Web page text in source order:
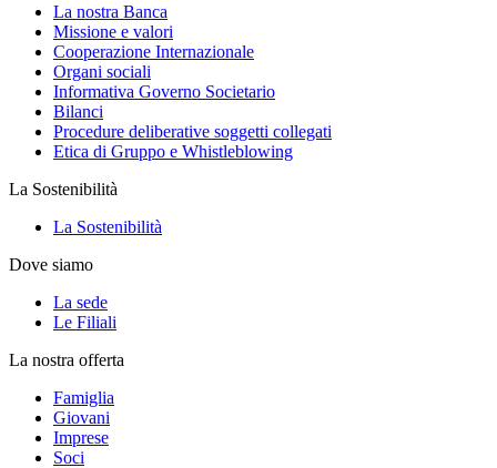
La nostra Banca
Missione e valori
Cooperazione Internazionale
Organi sociali
Informativa Governo Societario
Bilanci
Procedure deliberative soggetti collegati
Etica di Gruppo e Whistleblowing
La Sostenibilità
La Sostenibilità
Dove siamo
La sede
Le Filiali
La nostra offerta
Famiglia
Giovani
Imprese
Soci